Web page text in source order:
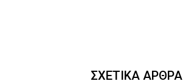
ΣΧΕΤΙΚΑ ΑΡΘΡΑ